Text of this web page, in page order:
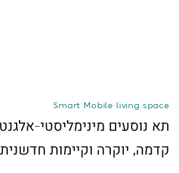
Smart Mobile living space
תא נוסעים מינימליסטי-
קדמה, יוקרה וקיימות חדשנית